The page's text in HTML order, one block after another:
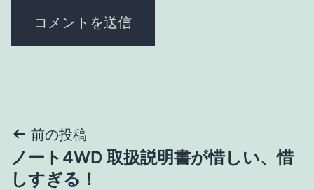
投
稿
前の投稿
ノート4WD 取扱説明書が惜しい、惜
しすぎる！